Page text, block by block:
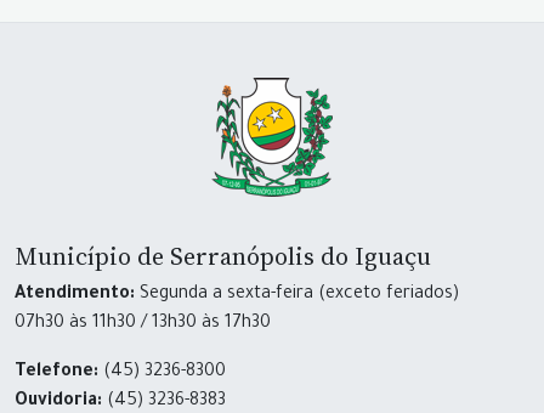
Município de Serranópolis do Iguaçu
Atendimento: Segunda a sexta-feira (exceto feriados)
07h30 às 11h30 / 13h30 às 17h30
Telefone: (45) 3236-8300
Ouvidoria: (45) 3236-8383